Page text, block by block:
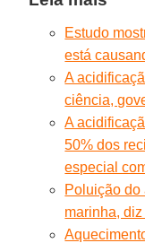
Estudo
está
A
ciência,
A
50% dos
especial
Poluição do
marinha,